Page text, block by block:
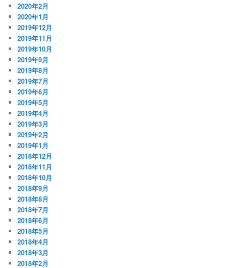
2020年2月
2020年1月
2019年12月
2019年11月
2019年10月
2019年9月
2019年8月
2019年7月
2019年6月
2019年5月
2019年4月
2019年3月
2019年2月
2019年1月
2018年12月
2018年11月
2018年10月
2018年9月
2018年8月
2018年7月
2018年6月
2018年5月
2018年4月
2018年3月
2018年2月